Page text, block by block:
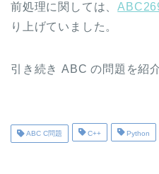
前処理に関しては、
り上げていました。
引き続き ABC の問題を紹
ABC C問題 C++ Python